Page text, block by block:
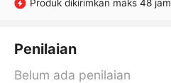
Produk dikirimkan maks 48 jam
Penilaian
Belum ada penilaian